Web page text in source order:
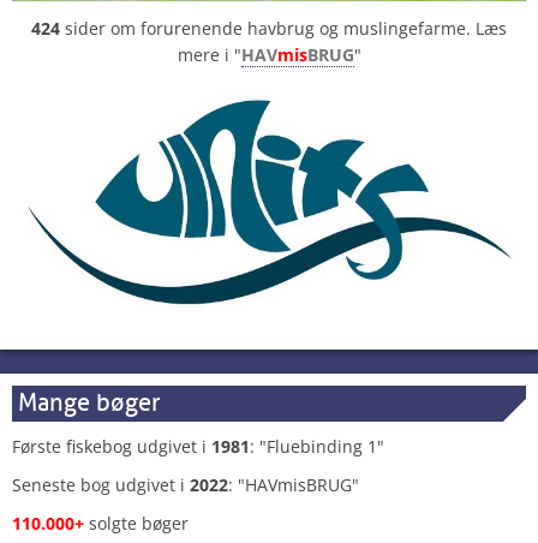
424 sider om forurenende havbrug og muslingefarme. Læs
mere i "HAVmisBRUG"
Mange bøger
Første fiskebog udgivet i 1981: "Fluebinding 1"
Seneste bog udgivet i 2022: "HAVmisBRUG"
110.000+ solgte bøger